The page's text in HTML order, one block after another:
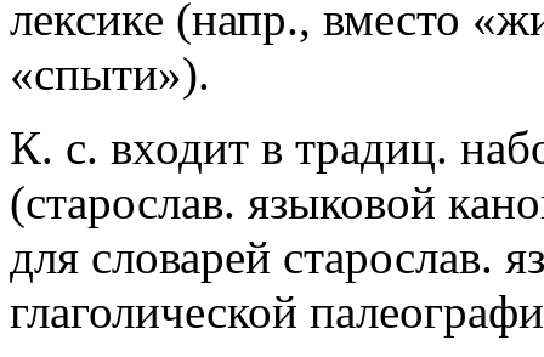
лексике (напр., вместо
«спыти»).
К. с. входит в традиц.
(старослав. языковой
для словарей старослав.
глаголической